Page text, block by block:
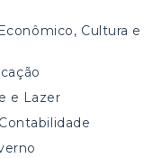
Cultura e
e Lazer